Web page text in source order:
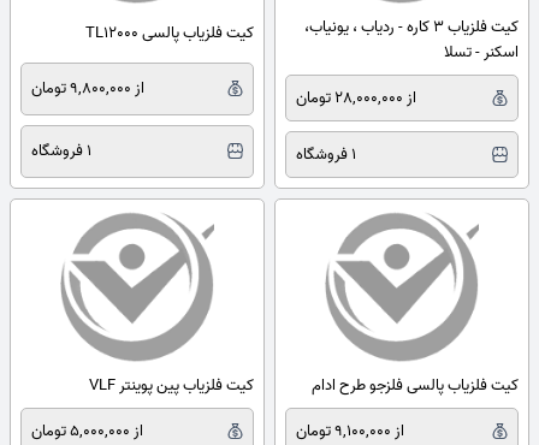
کیت فلزیاب 3 کاره - ردیاب ، یونیاب،
اسکنر - تسلا
از 28,000,000 تومان
1 فروشگاه
کیت فلزیاب پالسی TL12000
از 9,800,000 تومان
1 فروشگاه
کیت فلزیاب پالسی فلزجو طرح ادام
از 9,100,000 تومان
کیت فلزیاب پین پوینتر VLF
از 5,000,000 تومان